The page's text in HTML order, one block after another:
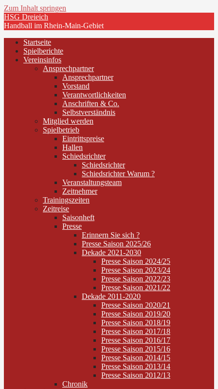
Zum Inhalt springen
HSG Dreieich
Handball im Rhein-Main-Gebiet
Startseite
Spielberichte
Vereinsinfos
Ansprechpartner
Ansprechpartner
Vorstand
Verantwortlichkeiten
Anschriften & Co.
Selbstverständnis
Mitglied werden
Spielbetrieb
Eintrittspreise
Hallen
Schiedsrichter
Schiedsrichter
Schiedsrichter Warum ?
Veranstaltungsteam
Zeitnehmer
Trainingszeiten
Zeitreise
Saisonheft
Presse
Erinnern Sie sich ?
Presse Saison 2025/26
Dekade 2021-2030
Presse Saison 2024/25
Presse Saison 2023/24
Presse Saison 2022/23
Presse Saison 2021/22
Dekade 2011-2020
Presse Saison 2020/21
Presse Saison 2019/20
Presse Saison 2018/19
Presse Saison 2017/18
Presse Saison 2016/17
Presse Saison 2015/16
Presse Saison 2014/15
Presse Saison 2013/14
Presse Saison 2012/13
Chronik